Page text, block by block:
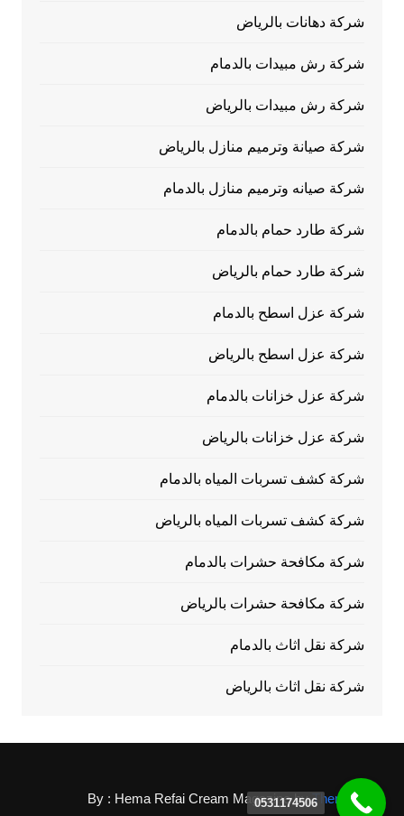
شركة دهانات بالرياض
شركة رش مبيدات بالدمام
شركة رش مبيدات بالرياض
شركة صيانة وترميم منازل بالرياض
شركة صيانه وترميم منازل بالدمام
شركة طارد حمام بالدمام
شركة طارد حمام بالرياض
شركة عزل اسطح بالدمام
شركة عزل اسطح بالرياض
شركة عزل خزانات بالدمام
شركة عزل خزانات بالرياض
شركة كشف تسربات المياه بالدمام
شركة كشف تسربات المياه بالرياض
شركة مكافحة حشرات بالدمام
شركة مكافحة حشرات بالرياض
شركة نقل اثاث بالدمام
شركة نقل اثاث بالرياض
By : Hema Refai Cream Magazine byThemebeez
0531174506